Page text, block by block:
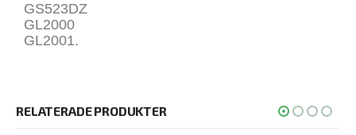
GS523DZ
GL2000
GL2001.
RELATERADE PRODUKTER